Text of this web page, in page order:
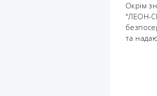
Окрім
"ЛЕОН-
та